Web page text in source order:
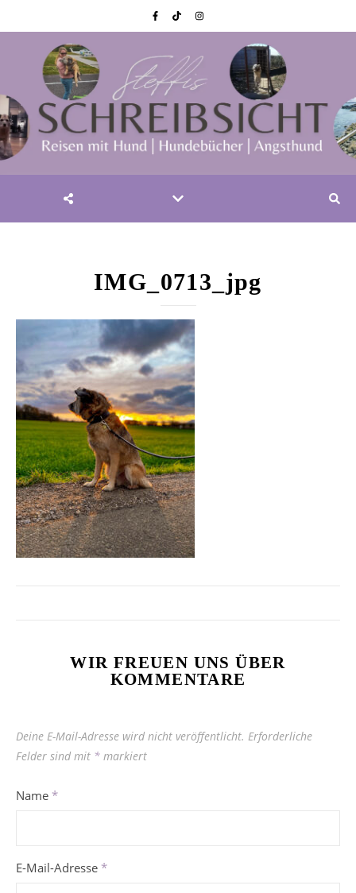
IMG_0713_jpg
WIR FREUEN UNS ÜBER
KOMMENTARE
Deine E-Mail-Adresse wird nicht veröffentlicht. Erforderliche
Felder sind mit * markiert
Name *
E-Mail-Adresse *